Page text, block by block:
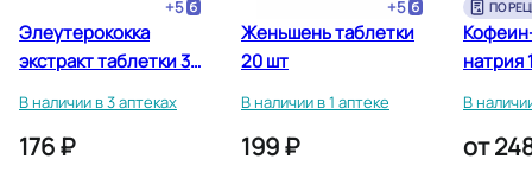
+5
Элеутерококка
экстракт таблетки 30
В наличии в 3 аптеках
176 ₽
+5
Женьшень таблетки
20 шт
В наличии в 1 аптеке
199 ₽
ПО
натрия
В
от